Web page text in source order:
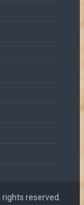
reserved.